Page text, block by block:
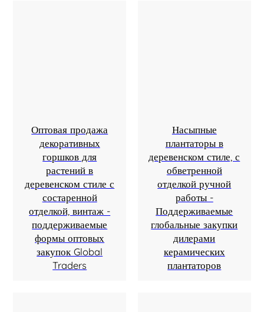
Оптовая продажа
декоративных
горшков для
растений в
деревенском стиле с
состаренной
отделкой, винтаж -
поддерживаемые
формы оптовых
закупок Global
Traders
Насыпные
плантаторы в
деревенском стиле, с
обветренной
отделкой ручной
работы -
Поддерживаемые
глобальные закупки
дилерами
керамических
плантаторов